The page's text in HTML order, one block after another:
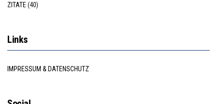
ZITATE (40)
Links
IMPRESSUM & DATENSCHUTZ